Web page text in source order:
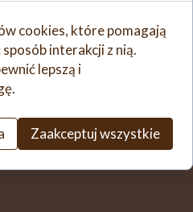
na posypaną mąką
cienki placek,
Na każde nakładać
Skleić dokładnie
jeśli nie będą
aby nie obeschły.
cookies, które pomagają
interakcji z nią.
lepszą i
Zaakceptuj wszystkie